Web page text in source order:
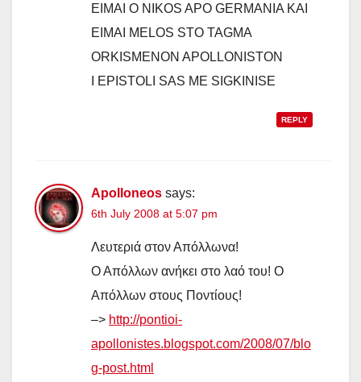
EIMAI O NIKOS APO GERMANIA KAI
EIMAI MELOS STO TAGMA
ORKISMENON APOLLONISTON
I EPISTOLI SAS ME SIGKINISE
REPLY
Apolloneos says:
6th July 2008 at 5:07 pm
Λευτεριά στον Απόλλωνα!
Ο Απόλλων ανήκει στο λαό του! Ο
Απόλλων στους Ποντίους!
–> http://pontioi-
apollonistes.blogspot.com/2008/07/blo
g-post.html